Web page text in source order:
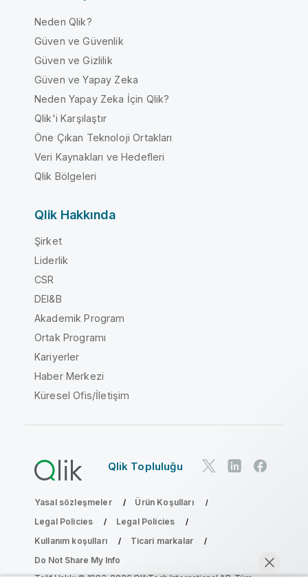
Neden Qlik?
Güven ve Güvenlik
Güven ve Gizlilik
Güven ve Yapay Zeka
Neden Yapay Zeka İçin Qlik?
Qlik'i Karşılaştır
Öne Çıkan Teknoloji Ortakları
Veri Kaynakları ve Hedefleri
Qlik Bölgeleri
Qlik Hakkında
Şirket
Liderlik
CSR
DEI&B
Akademik Program
Ortak Programı
Kariyerler
Haber Merkezi
Küresel Ofis/İletişim
Qlik Topluluğu
Yasal sözleşmeler
Ürün Koşulları
Legal Policies
Legal Policies
Kullanım koşulları
Ticari markalar
Do Not Share My Info
Telif Hakkı © 1993-2026 QlikTech International AB. Tüm